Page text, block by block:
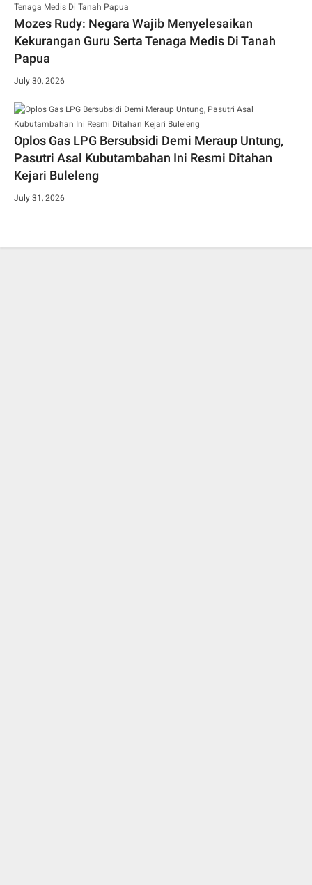
Mozes Rudy: Negara Wajib Menyelesaikan
Kekurangan Guru Serta Tenaga Medis Di Tanah
Papua
July 30, 2026
Oplos Gas LPG Bersubsidi Demi Meraup Untung,
Pasutri Asal Kubutambahan Ini Resmi Ditahan
Kejari Buleleng
July 31, 2026